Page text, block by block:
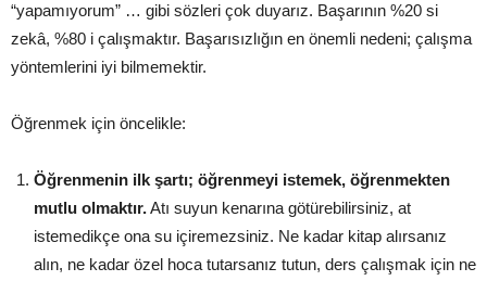
“yapamıyorum” … gibi sözleri çok duyarız. Başarının %20 si
zekâ, %80 i çalışmaktır. Başarısızlığın en önemli nedeni; çalışma
yöntemlerini iyi bilmemektir.
Öğrenmek için öncelikle:
Öğrenmenin ilk şartı; öğrenmeyi istemek, öğrenmekten
mutlu olmaktır.Atı suyun kenarına götürebilirsiniz, at
istemedikçe ona su içiremezsiniz. Ne kadar kitap alırsanız
alın, ne kadar özel hoca tutarsanız tutun, ders çalışmak için ne